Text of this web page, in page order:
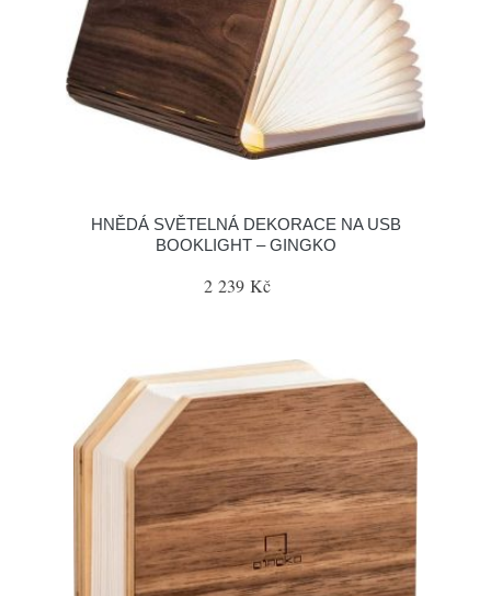
HNĚDÁ SVĚTELNÁ DEKORACE NA USB
BOOKLIGHT – GINGKO
2 239 Kč